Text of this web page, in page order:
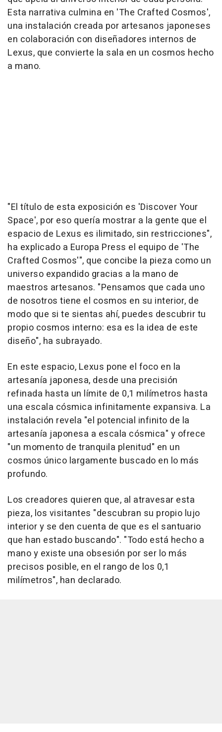
Esta narrativa culmina en 'The Crafted Cosmos',
una instalación creada por artesanos japoneses
en colaboración con diseñadores internos de
Lexus, que convierte la sala en un cosmos hecho
a mano.
"El título de esta exposición es 'Discover Your
Space', por eso quería mostrar a la gente que el
espacio de Lexus es ilimitado, sin restricciones",
ha explicado a Europa Press el equipo de 'The
Crafted Cosmos'", que concibe la pieza como un
universo expandido gracias a la mano de
maestros artesanos. "Pensamos que cada uno
de nosotros tiene el cosmos en su interior, de
modo que si te sientas ahí, puedes descubrir tu
propio cosmos interno: esa es la idea de este
diseño", ha subrayado.
En este espacio, Lexus pone el foco en la
artesanía japonesa, desde una precisión
refinada hasta un límite de 0,1 milímetros hasta
una escala cósmica infinitamente expansiva. La
instalación revela "el potencial infinito de la
artesanía japonesa a escala cósmica" y ofrece
"un momento de tranquila plenitud" en un
cosmos único largamente buscado en lo más
profundo.
Los creadores quieren que, al atravesar esta
pieza, los visitantes "descubran su propio lujo
interior y se den cuenta de que es el santuario
que han estado buscando". "Todo está hecho a
mano y existe una obsesión por ser lo más
precisos posible, en el rango de los 0,1
milímetros", han declarado.